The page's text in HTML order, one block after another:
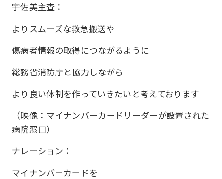
宇佐美主査：
よりスムーズな救急搬送や
傷病者情報の取得につながるように
総務省消防庁と協力しながら
より良い体制を作っていきたいと考えております
（映像：マイナンバーカードリーダーが設置された
病院窓口）
ナレーション：
マイナンバーカードを